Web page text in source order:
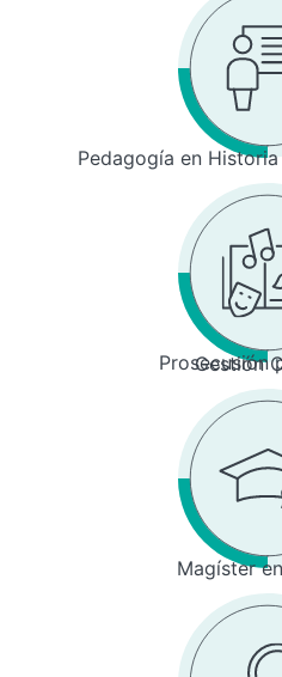
Pedagogía en
Prosecusión
Gestión
Magíster